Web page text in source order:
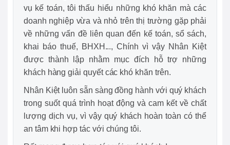
vụ kế toán, tôi thấu hiểu những khó khăn mà các
doanh nghiệp vừa và nhỏ trên thị trường gặp phải
về những vấn đề liên quan đến kế toán, sổ sách,
khai báo thuế, BHXH..., Chính vì vậy Nhân Kiệt
được thành lập nhằm mục đích hỗ trợ những
khách hàng giải quyết các khó khăn trên.
Nhân Kiệt luôn sẵn sàng đồng hành với quý khách
trong suốt quá trình hoạt động và cam kết về chất
lượng dịch vụ, vì vậy quý khách hoàn toàn có thể
an tâm khi hợp tác với chúng tôi.